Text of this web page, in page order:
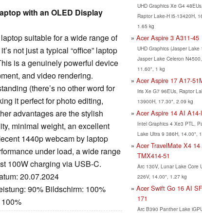
with an OLED Display
suitable for a wide range of
not just a typical “office” laptop
is a genuinely powerful device
and video rendering.
(there’s no other word for
it perfect for photo editing,
advantages are the stylish
minimal weight, an excellent
1440p webcam by laptop
under load, a wide range
100W charging via USB-C.
20.07.2024
90% Bildschirm: 100%
UHD Graphics Xe G4 48EUs,
Raptor Lake-H i5-13420H,
1.65 kg
Acer Aspire 3 A311-45
UHD Graphics (Jasper Lake
Jasper Lake Celeron N4500,
11.60", 1 kg
Acer Aspire 17 A17-
Iris Xe G7 96EUs, Raptor
13900H, 17.30", 2.09 kg
Acer Aspire 14 AI A14-
Intel Graphics 4 Xe3 PTL,
Lake Ultra 9 386H, 14.00",
Acer TravelMate X4 14
TMX414-51
Arc 130V, Lunar Lake Core
226V, 14.00", 1.27 kg
Acer Swift Go 16 AI
171
Arc B390 Panther Lake